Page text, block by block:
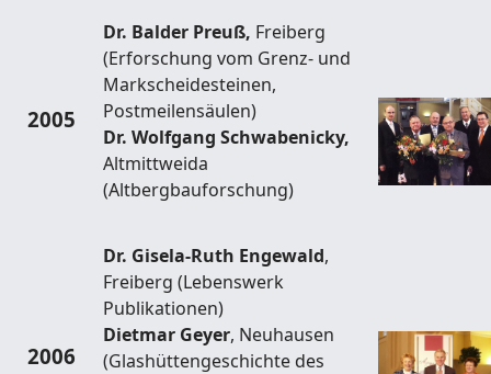
2005
Dr. Balder Preuß, Freiberg
(Erforschung vom Grenz- und
Markscheidesteinen,
Postmeilensäulen)
Dr. Wolfgang Schwabenicky,
Altmittweida
(Altbergbauforschung)
2006
Dr. Gisela-Ruth Engewald,
Freiberg (Lebenswerk
Publikationen)
Dietmar Geyer, Neuhausen
(Glashüttengeschichte des